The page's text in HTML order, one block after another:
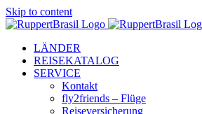
Skip to content
LÄNDER
REISEKATALOG
SERVICE
Kontakt
fly2friends – Flüge
Reiseversicherung